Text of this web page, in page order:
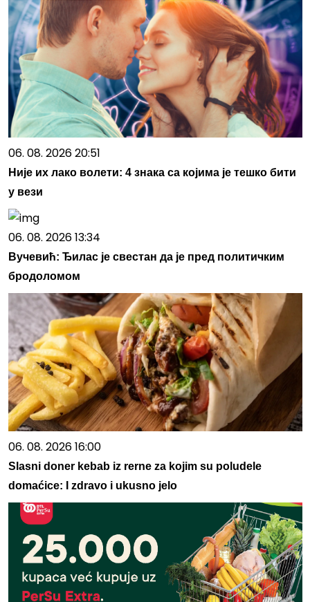
06. 08. 2026 20:51
Није их лако волети: 4 знака са којима је тешко бити
у вези
06. 08. 2026 13:34
Вучевић: Ђилас је свестан да је пред политичким
бродоломом
06. 08. 2026 16:00
Slasni doner kebab iz rerne za kojim su poludele
domaćice: I zdravo i ukusno jelo